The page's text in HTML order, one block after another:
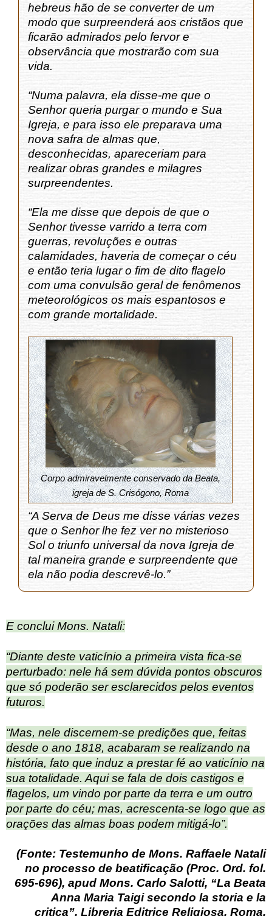
hebreus hão de se converter de um
modo que surpreenderá aos cristãos que
ficarão admirados pelo fervor e
observância que mostrarão com sua
vida.
“Numa palavra, ela disse-me que o
Senhor queria purgar o mundo e Sua
Igreja, e para isso ele preparava uma
nova safra de almas que,
desconhecidas, apareceriam para
realizar obras grandes e milagres
surpreendentes.
“Ela me disse que depois de que o
Senhor tivesse varrido a terra com
guerras, revoluções e outras
calamidades, haveria de começar o céu
e então teria lugar o fim de dito flagelo
com uma convulsão geral de fenômenos
meteorológicos os mais espantosos e
com grande mortalidade.
Corpo admiravelmente conservado da Beata,
igreja de S. Crisógono, Roma
“A Serva de Deus me disse várias vezes
que o Senhor lhe fez ver no misterioso
Sol o triunfo universal da nova Igreja de
tal maneira grande e surpreendente que
ela não podia descrevê-lo.”
E conclui Mons. Natali:
“Diante deste vaticínio a primeira vista fica-se
perturbado: nele há sem dúvida pontos obscuros
que só poderão ser esclarecidos pelos eventos
futuros.
“Mas, nele discernem-se predições que, feitas
desde o ano 1818, acabaram se realizando na
história, fato que induz a prestar fé ao vaticínio na
sua totalidade. Aqui se fala de dois castigos e
flagelos, um vindo por parte da terra e um outro
por parte do céu; mas, acrescenta-se logo que as
orações das almas boas podem mitigá-lo”.
(Fonte: Testemunho de Mons. Raffaele Natali
no processo de beatificação (Proc. Ord. fol.
695-696), apud Mons. Carlo Salotti, “La Beata
Anna Maria Taigi secondo la storia e la
critica”, Libreria Editrice Religiosa, Roma,